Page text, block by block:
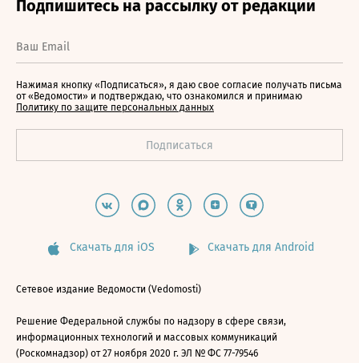
Нажимая кнопку «Подписаться», я даю свое согласие получать письма
от «Ведомости» и подтверждаю, что ознакомился и принимаю
Политику по защите персональных данных
Скачать для iOS Скачать для Android
Сетевое издание Ведомости (Vedomosti)
Решение Федеральной службы по надзору в сфере связи,
информационных технологий и массовых коммуникаций
(Роскомнадзор) от 27 ноября 2020 г. ЭЛ № ФС 77-79546